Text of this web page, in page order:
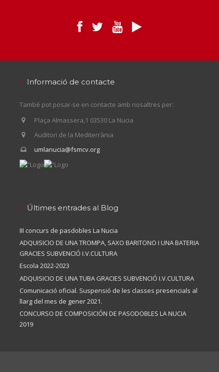
Informació de contacte
També pot posar-se en contacte amb nosaltres per:
Plaça Almassera,1 03530 La Nucia
Auditori de la Mediterrània
umlanucia@fsmcv.org
Últimes entrades al Blog
III concurs de pasdobles La Nucia
ADQUISICIO DE UNA TROMPA, SAXO BARITONO I UNA BATERIA
GRACIES SUBVENCIÓ I.V.CULTURA
Escola 2022-2023
ADQUISICIO DE UNA TUBA GRACIES SUBVENCIÓ I.V.CULTURA
Comunicació oficial. Suspensió de les classes presencials al
llarg del mes de gener 2021.
CONCURSO DE COMPOSICIÓN DE PASODOBLES LA NUCIA
2019